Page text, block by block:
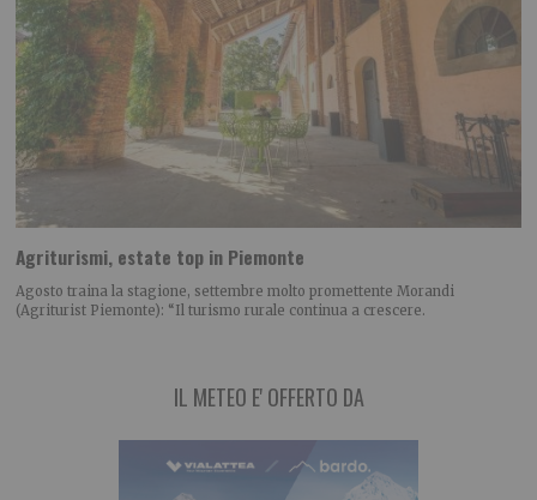
Agriturismi, estate top in Piemonte
Agosto traina la stagione, settembre molto promettente Morandi
(Agriturist Piemonte): “Il turismo rurale continua a crescere.
IL METEO E' OFFERTO DA